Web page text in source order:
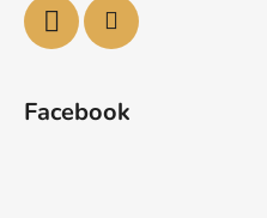
Facebook